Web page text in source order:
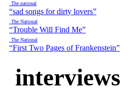
The national
“sad songs for dirty lovers”
The National
“Trouble Will Find Me”
The National
“First Two Pages of Frankenstein”
interviews